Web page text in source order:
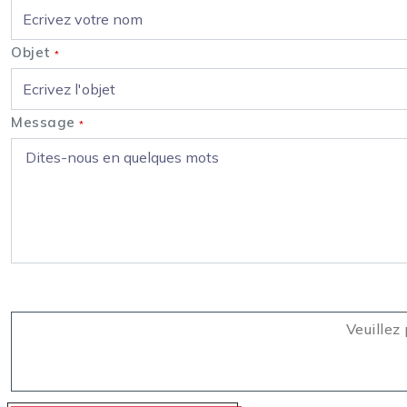
Objet *
Message *
Veuillez